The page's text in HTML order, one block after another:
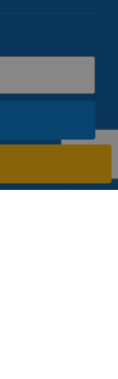
an und
Privatsphäre.